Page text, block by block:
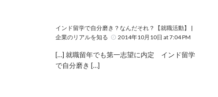
インド留学で自分磨き？なんだそれ？【就職活動】 |
企業のリアルを知る
2014年10月10日 at 7:04 PM
[…] 就職留年でも第一志望に内定 インド留学
で自分磨き […]